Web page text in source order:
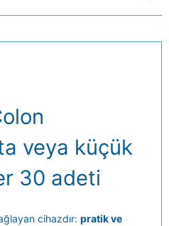
veya küçük
30 adeti
cihazdır: pratik ve